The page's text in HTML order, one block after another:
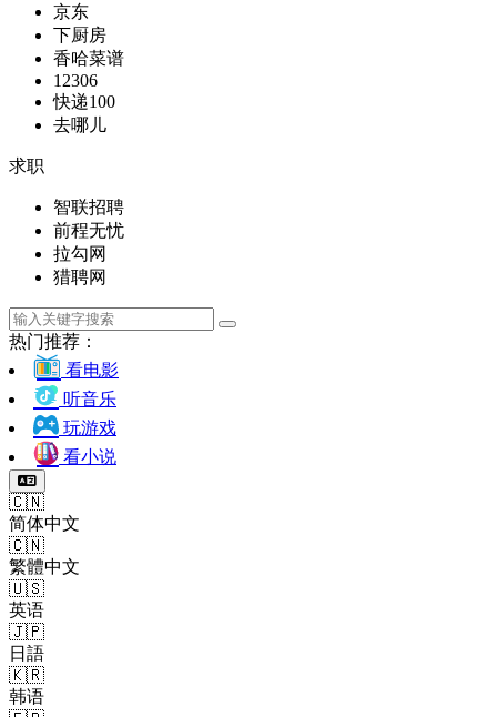
京东
下厨房
香哈菜谱
12306
快递100
去哪儿
求职
智联招聘
前程无忧
拉勾网
猎聘网
热门推荐：
看电影
听音乐
玩游戏
看小说
🇨🇳
简体中文
🇨🇳
繁體中文
🇺🇸
英语
🇯🇵
日語
🇰🇷
韩语